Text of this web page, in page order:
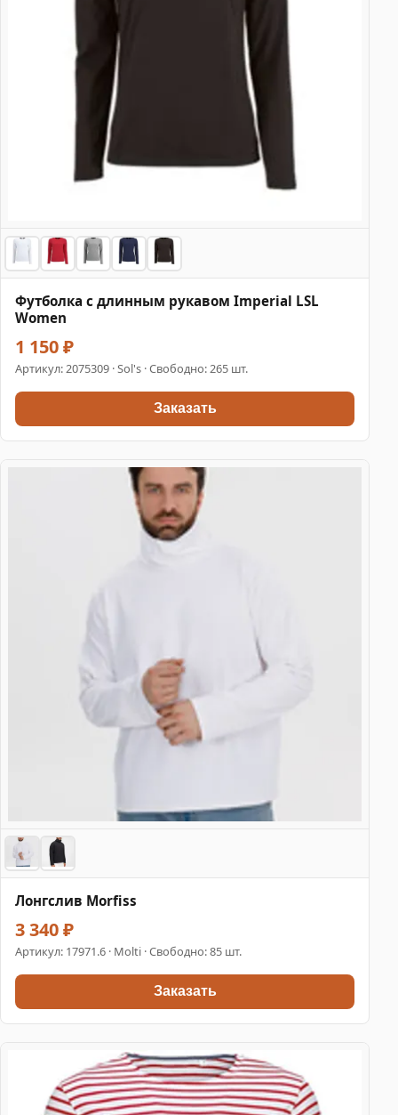
Футболка с длинным рукавом Imperial LSL
Women
1 150 ₽
Артикул:2075309 · Sol's · Свободно: 265 шт.
Заказать
Лонгслив Morfiss
3 340 ₽
Артикул: 17971.6 · Molti · Свободно: 85 шт.
Заказать